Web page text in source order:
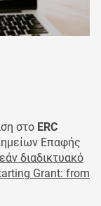
στο ERC
Επαφής
διαδικτυακό
Grant: from